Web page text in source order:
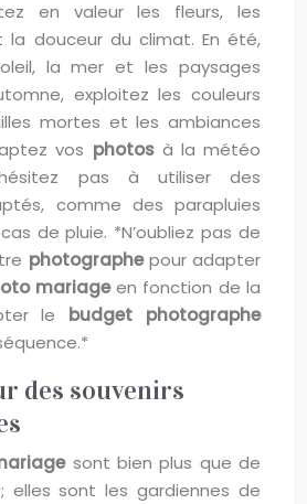
en valeur les fleurs, les
la douceur du climat. En été,
la mer et les paysages
exploitez les couleurs
mortes et les ambiances
vos photos à la météo
pas à utiliser des
comme des parapluies
de pluie. *N’oubliez pas de
photographepour adapter
mariageen fonction de la
le budget photographe
des souvenirs
sont bien plus que de
elles sont les gardiennes de